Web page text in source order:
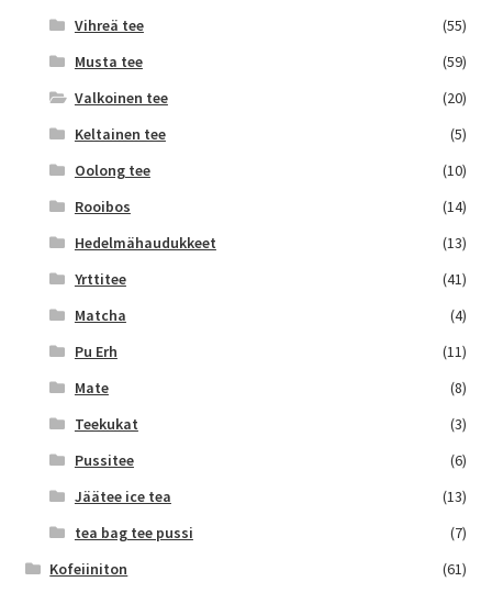
Vihreä tee
(55)
Musta tee
(59)
Valkoinen tee
(20)
Keltainen tee
(5)
Oolong tee
(10)
Rooibos
(14)
Hedelmähaudukkeet
(13)
Yrttitee
(41)
Matcha
(4)
Pu Erh
(11)
Mate
(8)
Teekukat
(3)
Pussitee
(6)
Jäätee ice tea
(13)
tea bag tee pussi
(7)
Kofeiiniton
(61)